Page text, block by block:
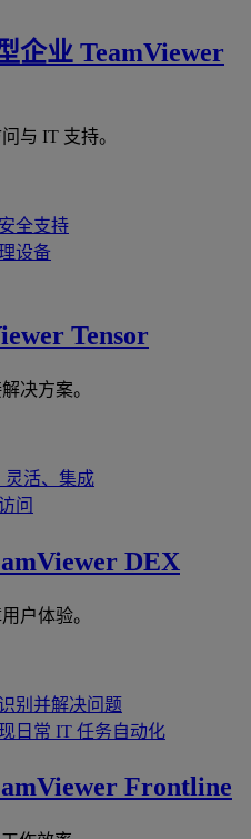
企业 TeamViewer
与 IT 支持。
全支持
设备
Tensor
决方案。
灵活、集成
问
DEX
户体验。
别并解决问题
日常 IT 任务自动化
Frontline